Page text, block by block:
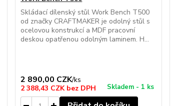
Skládací dílenský stůl Work Bench T500
od značky CRAFTMAKER je odolný stůl s
ocelovou konstrukcí a MDF pracovní
deskou opatřenou odolným laminem. H...
2 890,00 CZK/ks
2 388,43 CZK bez DPH Skladem - 1 ks